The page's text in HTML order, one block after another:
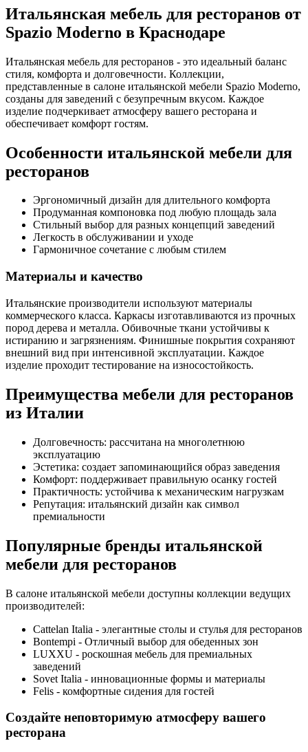
Итальянская мебель для ресторанов от
Spazio Moderno в Краснодаре
Итальянская мебель для ресторанов - это идеальный баланс
стиля, комфорта и долговечности. Коллекции,
представленные в салоне итальянской мебели Spazio Moderno,
созданы для заведений с безупречным вкусом. Каждое
изделие подчеркивает атмосферу вашего ресторана и
обеспечивает комфорт гостям.
Особенности итальянской мебели для
ресторанов
Эргономичный дизайн для длительного комфорта
Продуманная компоновка под любую площадь зала
Стильный выбор для разных концепций заведений
Легкость в обслуживании и уходе
Гармоничное сочетание с любым стилем
Материалы и качество
Итальянские производители используют материалы
коммерческого класса. Каркасы изготавливаются из прочных
пород дерева и металла. Обивочные ткани устойчивы к
истиранию и загрязнениям. Финишные покрытия сохраняют
внешний вид при интенсивной эксплуатации. Каждое
изделие проходит тестирование на износостойкость.
Преимущества мебели для ресторанов
из Италии
Долговечность: рассчитана на многолетнюю
эксплуатацию
Эстетика: создает запоминающийся образ заведения
Комфорт: поддерживает правильную осанку гостей
Практичность: устойчива к механическим нагрузкам
Репутация: итальянский дизайн как символ
премиальности
Популярные бренды итальянской
мебели для ресторанов
В салоне итальянской мебели доступны коллекции ведущих
производителей:
Cattelan Italia - элегантные столы и стулья для ресторанов
Bontempi - Отличный выбор для обеденных зон
LUXXU - роскошная мебель для премиальных
заведений
Sovet Italia - инновационные формы и материалы
Felis - комфортные сидения для гостей
Создайте неповторимую атмосферу вашего
ресторана